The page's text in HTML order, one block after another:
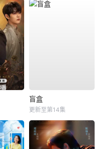
盲盒
更新至第14集